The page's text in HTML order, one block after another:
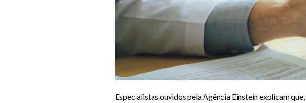
Especialistas ouvidos pela Agência Einstein explicam que,